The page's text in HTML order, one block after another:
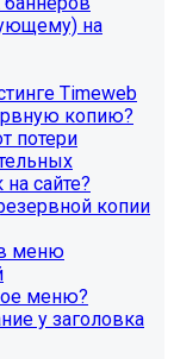
на
на
Timeweb
копию?
потери
сайте?
копии
меню
меню?
у заголовка